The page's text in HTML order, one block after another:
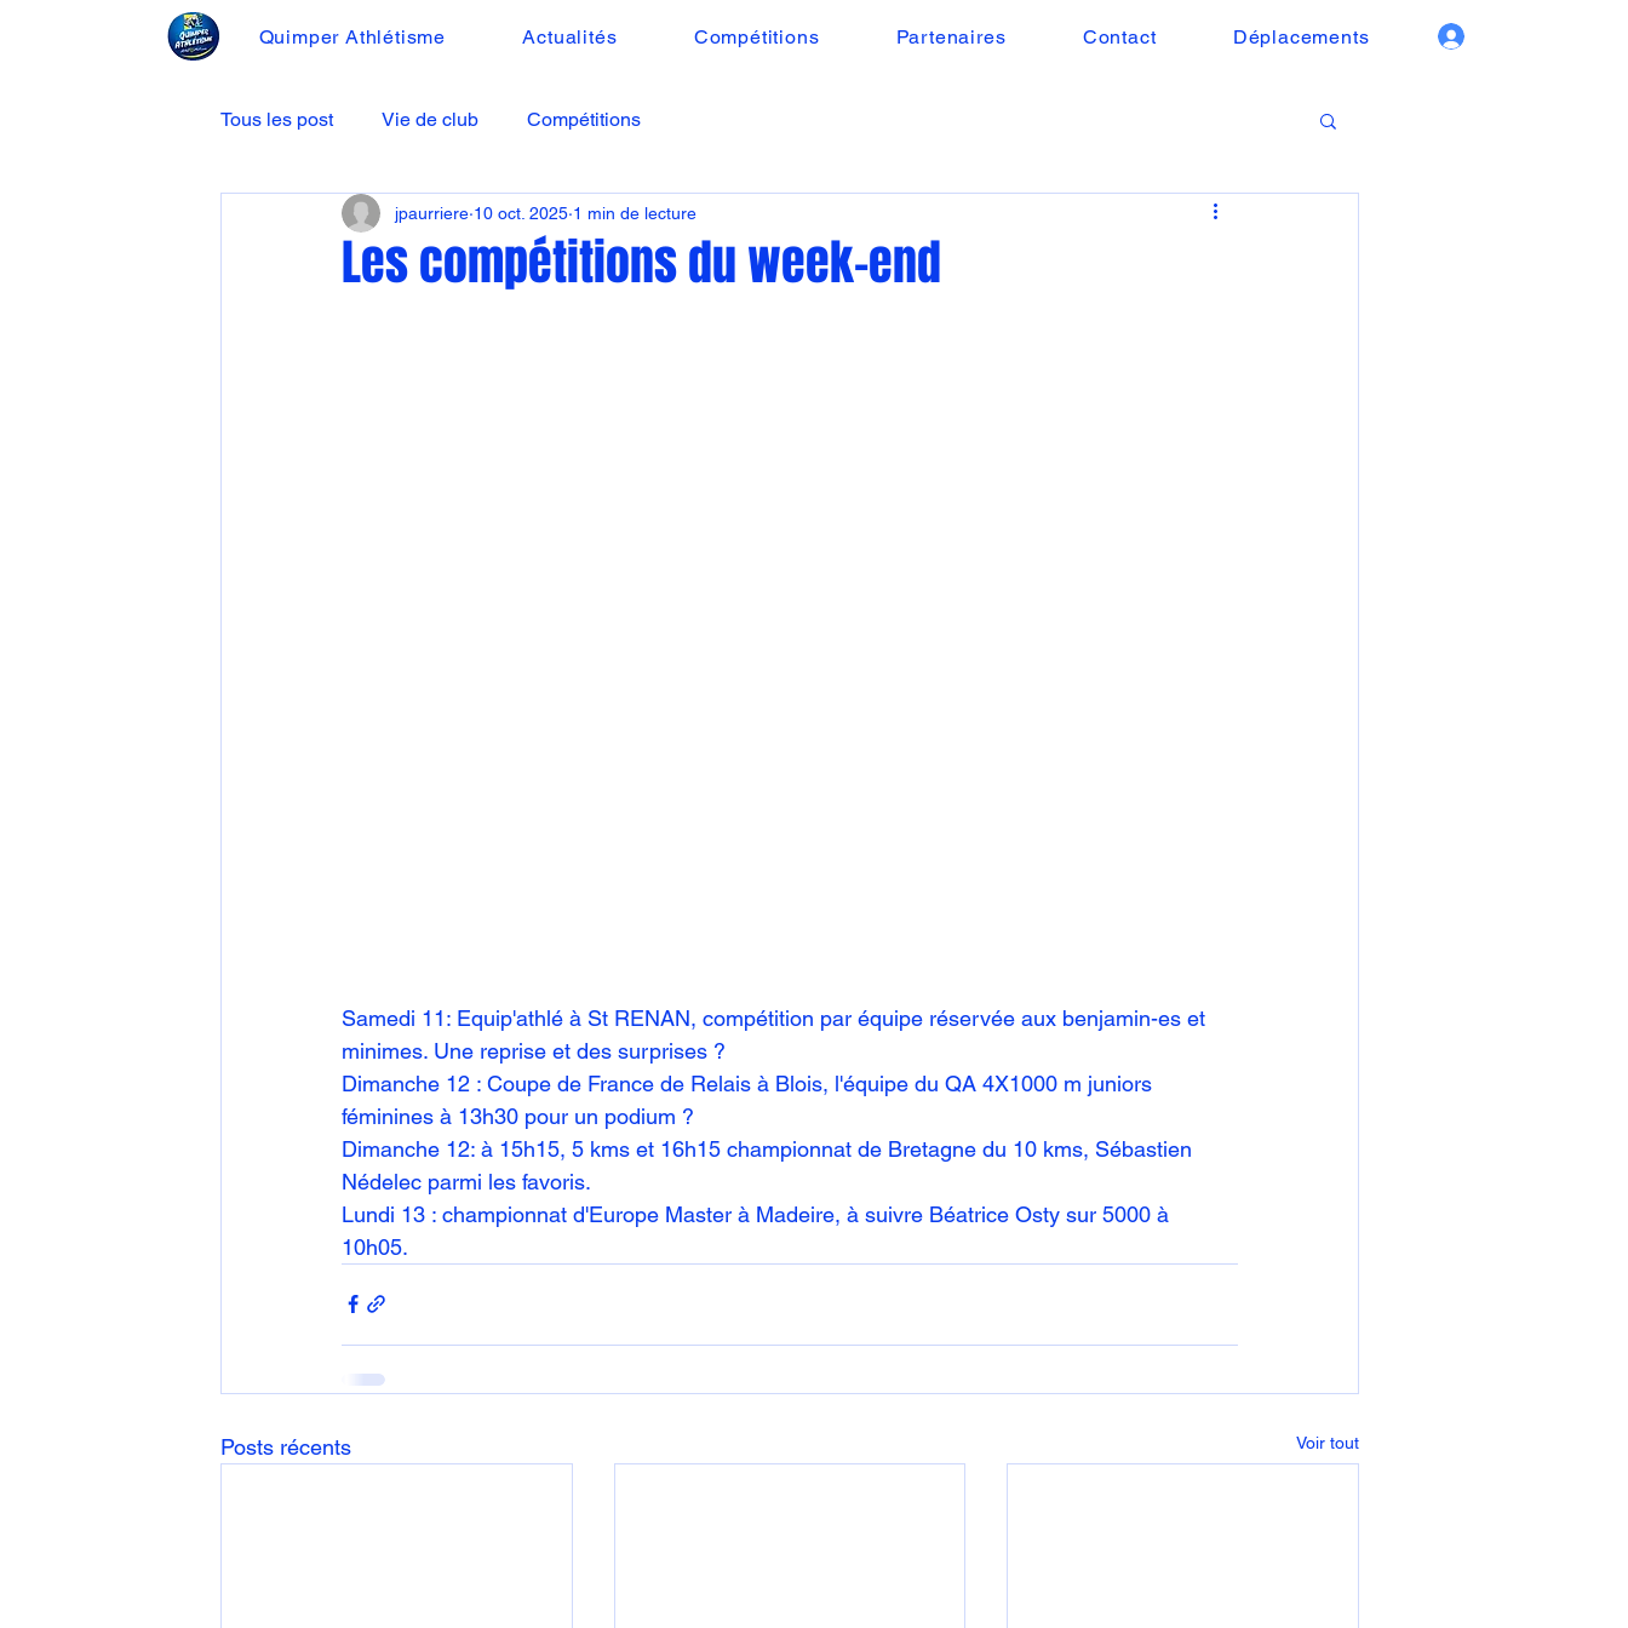
Quimper Athlétisme Actualités Compétitions Partenaires Contact Déplacements
Tous les post Vie de club Compétitions
Les compétitions du week-end
jpaurriere 10 oct. 2025 1 min de lecture
Samedi 11: Equip'athlé à St RENAN, compétition par équipe réservée aux benjamin-es et
minimes. Une reprise et des surprises ?
Dimanche 12 : Coupe de France de Relais à Blois, l'équipe du QA 4X1000 m juniors
féminines à 13h30 pour un podium ?
Dimanche 12: à 15h15, 5 kms et 16h15 championnat de Bretagne du 10 kms, Sébastien
Nédelec parmi les favoris.
Lundi 13 : championnat d'Europe Master à Madeire, à suivre Béatrice Osty sur 5000 à
10h05.
Posts récents Voir tout